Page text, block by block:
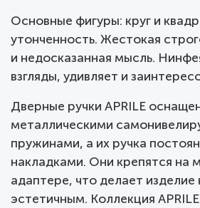
Основные фигуры: круг и
утонченность. Жестокая
и недосказанная мысль.
взгляды, удивляет и
Дверные ручки APRILE
металлическими
пружинами, а их ручка
накладками. Они крепятся на
адаптере, что делает изделие
эстетичным. Коллекция